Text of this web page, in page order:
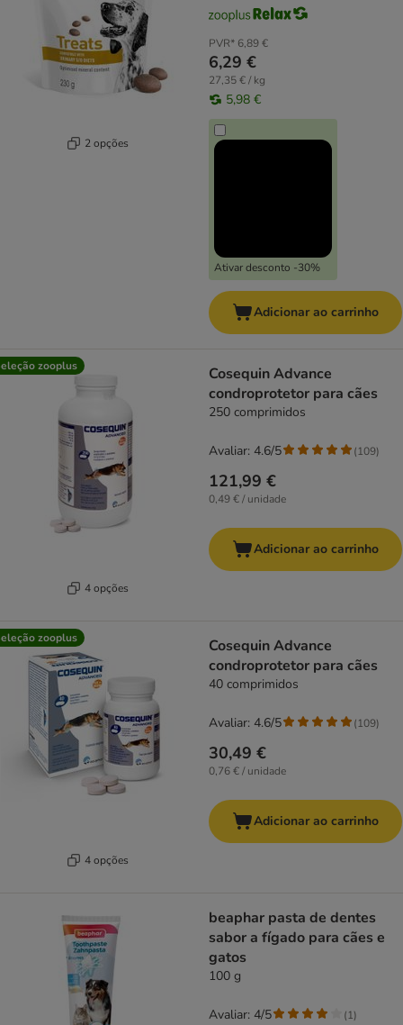
2 opções
PVR* 6,89 €
6,29 €
27,35 € / kg
5,98 €
Ativar desconto -30%
Adicionar ao carrinho
zooplus
4 opções
Cosequin Advance
condroprotetor para cães
250 comprimidos
121,99 €
0,49 € / unidade
Avaliar: 4.6/5 (109)
Adicionar ao carrinho
zooplus
4 opções
Cosequin Advance
condroprotetor para cães
40 comprimidos
30,49 €
0,76 € / unidade
Avaliar: 4.6/5 (109)
Adicionar ao carrinho
beaphar pasta de dentes
sabor a fígado para cães e
gatos
100 g
Avaliar: 4/5 (1)